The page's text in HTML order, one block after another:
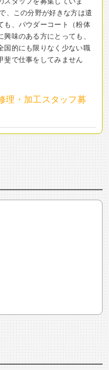
、この分野が好きな方は遣
も、パウダーコート（粉体
味のある方にとっても、
国的にも限りなく少ない職
斐で仕事をしてみません
理・加工スタッフ募